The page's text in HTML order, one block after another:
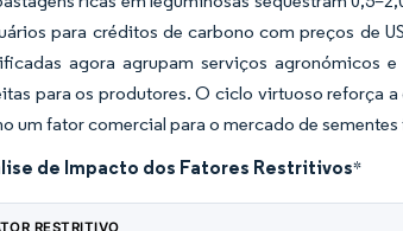
para créditos de carbono com preços de
agora agrupam serviços agronómicos
para os produtores. O ciclo virtuoso reforça
um fator comercial para o mercado de
de Impacto dos Fatores Restritivos*
RESTRITIVO